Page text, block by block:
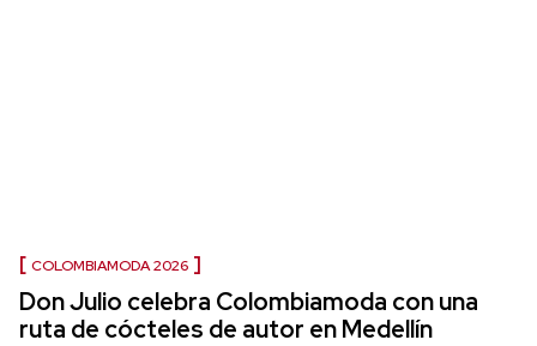
COLOMBIAMODA 2026
Don Julio celebra Colombiamoda con una
ruta de cócteles de autor en Medellín